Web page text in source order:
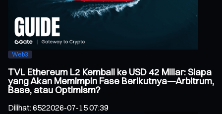
Web3
TVL Ethereum L2 Kembali ke USD 42 Miliar: Siapa
yang Akan Memimpin Fase Berikutnya—Arbitrum,
Base, atau Optimism?
Dilihat:6522026-07-15 07:39